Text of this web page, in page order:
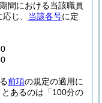
間における当該職員
じ、 当該各号に定
前項の規定の適用に
あるのは「100分の